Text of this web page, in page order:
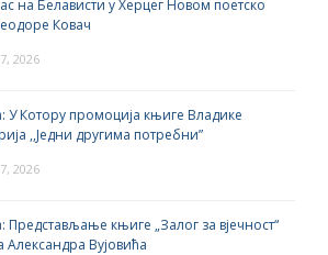
на Белависти у Херцег Новом поетско
Ковач
2026
У Котору промоција књиге Владике
,,Једни другима потребни”
2026
Представљање књиге „Залог за вјечност“
Александра Вујовића